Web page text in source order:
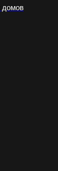
домов